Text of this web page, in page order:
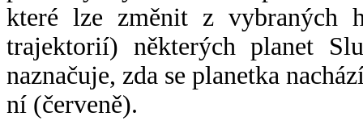
které lze změnit z vybraných
trajektorií) některých planet
naznačuje, zda se planetka
ní (červeně).